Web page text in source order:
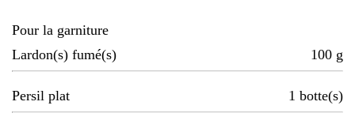
Pour la garniture
Lardon(s) fumé(s)
100 g
Persil plat 1 botte(s)